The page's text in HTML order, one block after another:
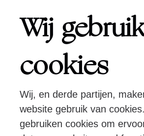
Wij
cookies
Wij, en derde partijen,
website gebruik van
gebruiken cookies om
Programma’s
Over ons
Programmeurs